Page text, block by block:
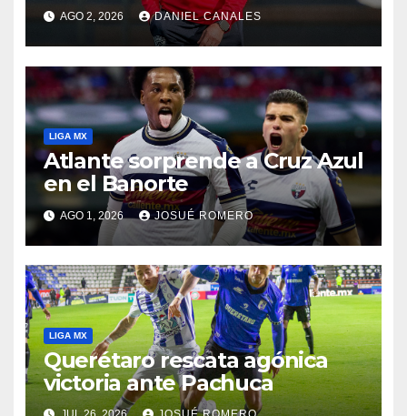
AGO 2, 2026 DANIEL CANALES
LIGA MX
Atlante sorprende a Cruz Azul
en el Banorte
AGO 1, 2026 JOSUÉ ROMERO
LIGA MX
Querétaro rescata agónica
victoria ante Pachuca